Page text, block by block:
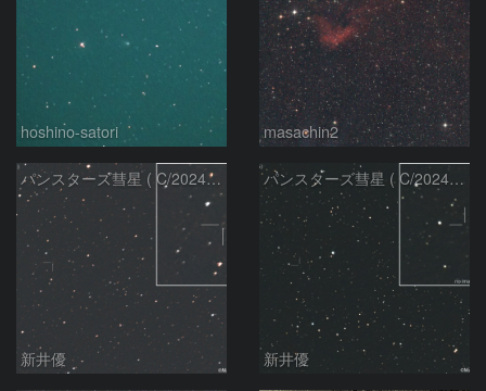
hoshino-satori masachin2
パンスターズ彗星 ( C/2024R4 )：2026/06/28
新井優
パンスターズ彗星 ( C/2024G4 )の予報位置：2026/06/23
新井優